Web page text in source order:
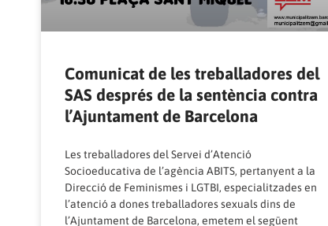
Comunicat de les treballadores del
SAS després de la sentència contra
l’Ajuntament de Barcelona
Les treballadores del Servei d’Atenció
Socioeducativa de l’agència ABITS, pertanyent a la
Direcció de Feminismes i LGTBI, especialitzades en
l’atenció a dones treballadores sexuals dins de
l’Ajuntament de Barcelona, emetem el següent